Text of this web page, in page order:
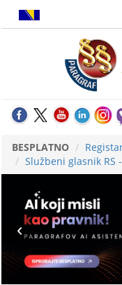
BESPLATNO
Službeni glasnik